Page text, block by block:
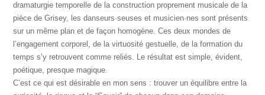
dramaturgie temporelle de la construction proprement musicale de la
pièce de Grisey, les danseurs·seuses et musicien·nes sont présents
sur un même plan et de façon homogène. Ces deux mondes de
l’engagement corporel, de la virtuosité gestuelle, de la formation du
temps s’y retrouvent comme reliés. Le résultat est simple, évident,
poétique, presque magique.
C’est ce qui est désirable en mon sens : trouver un équilibre entre la